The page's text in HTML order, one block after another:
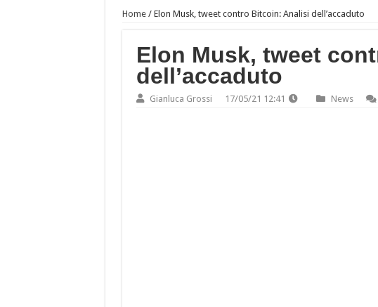
Home/ Elon Musk, tweet contro Bitcoin: Analisi dell’accaduto
Elon Musk, tweet
dell’accaduto
Gianluca Grossi 17/05/21 12:41 News